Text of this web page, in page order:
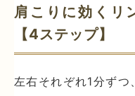
肩こりに効くリ
【4ステップ】
左右それぞれ1分ずつ